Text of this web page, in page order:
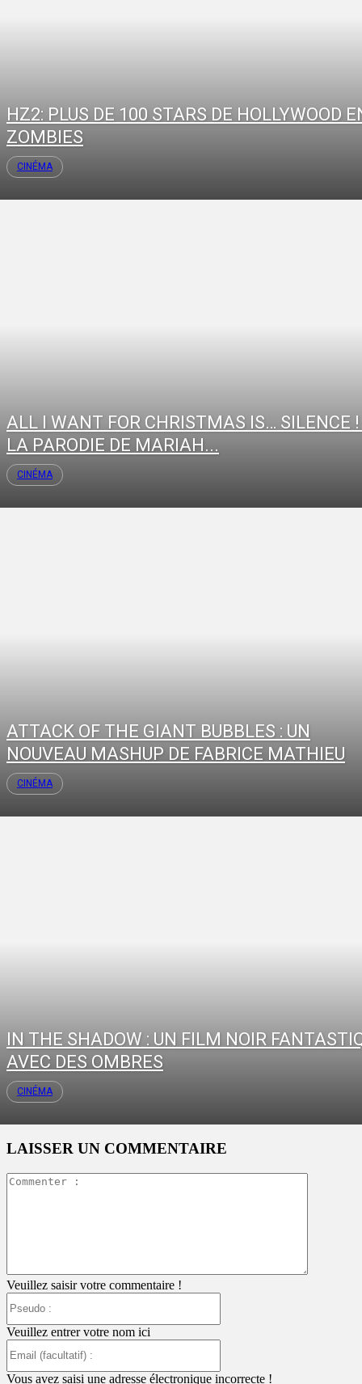
HZ2: PLUS DE 100 STARS DE HOLLYWOOD
ZOMBIES
CINÉMA
ALL I WANT FOR CHRISTMAS IS… SILENCE !
LA PARODIE DE MARIAH...
CINÉMA
ATTACK OF THE GIANT BUBBLES : UN
NOUVEAU MASHUP DE FABRICE MATHIEU
CINÉMA
IN THE SHADOW : UN FILM NOIR
AVEC DES OMBRES
CINÉMA
LAISSER UN COMMENTAIRE
Veuillez saisir votre commentaire !
Veuillez entrer votre nom ici
:
Vous avez saisi une adresse électronique incorrecte !